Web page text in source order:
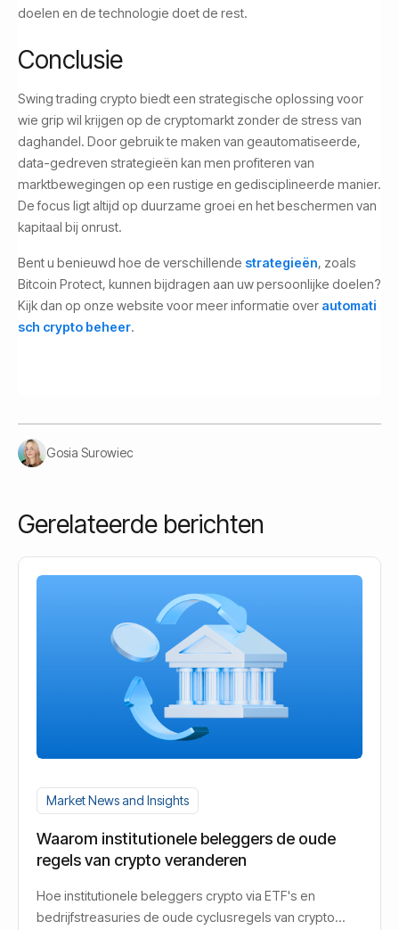
doelen en de technologie doet de rest.
Conclusie
Swing trading crypto biedt een strategische oplossing voor
wie grip wil krijgen op de cryptomarkt zonder de stress van
daghandel. Door gebruik te maken van geautomatiseerde,
data-gedreven strategieën kan men profiteren van
marktbewegingen op een rustige en gedisciplineerde manier.
De focus ligt altijd op duurzame groei en het beschermen van
kapitaal bij onrust.
Bent u benieuwd hoe de verschillende strategieën, zoals
Bitcoin Protect, kunnen bijdragen aan uw persoonlijke doelen?
Kijk dan op onze website voor meer informatie over automati
sch crypto beheer.
Gosia Surowiec
Gerelateerde berichten
Market News and Insights
Waarom institutionele beleggers de oude
regels van crypto veranderen
Hoe institutionele beleggers crypto via ETF's en
bedrijfstreasuries de oude cyclusregels van crypto